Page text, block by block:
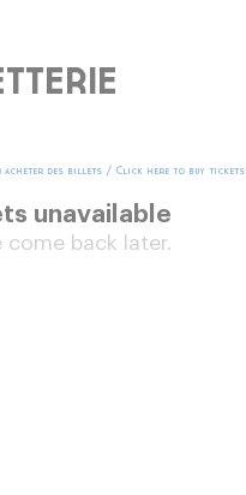
acheter des billets / Click here to buy tickets